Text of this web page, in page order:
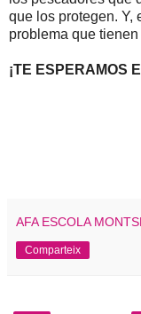
que los protegen. Y,
problema que
¡TE ESPERAMOS
AFA ESCOLA
Comparteix